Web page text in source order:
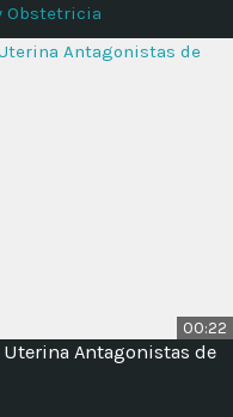
Obstetricia
00:22
Antagonistas de